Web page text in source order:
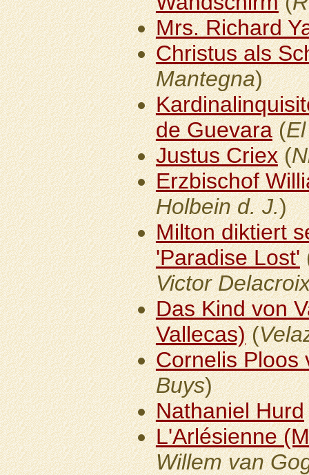
Mrs. Richard
Christus als
Mantegna)
de Guevara(
Justus Criex(
Erzbischof
Holbein d. J.)
Milton diktiert
'Paradise Lost'
Victor
Das Kind von
Vallecas)(
Cornelis Ploos
Buys)
Nathaniel Hurd
L'Arlésienne
Willem van